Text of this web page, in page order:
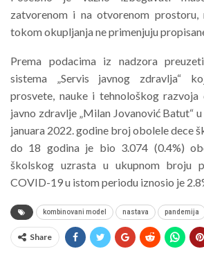
zatvorenom i na otvorenom
tokom okupljanja ne primenjuju
Prema podacima iz nadzora
sistema „Servis javnog zdravlja“
prosvete, nauke i tehnološkog
javno zdravlje „Milan Jovanović Batut“
januara 2022. godine broj obolele dece
do 18 godina je bio 3.074 (0.4%)
školskog uzrasta u ukupnom broju
COVID-19 u istom periodu iznosio je
kombinovani model nastava pandemija
Share